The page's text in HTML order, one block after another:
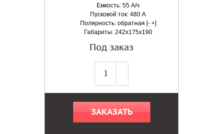
Емкость: 55 А/ч
Пусковой ток: 480 А
Полярность: обратная [- +]
Габариты: 242x175x190
Под заказ
ЗАКАЗАТЬ